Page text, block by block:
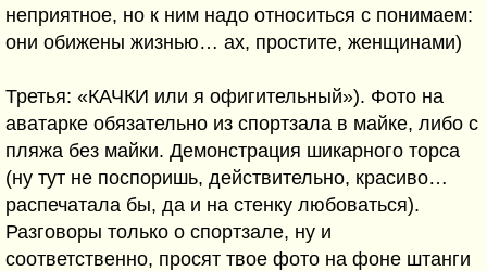
неприятное, но к ним надо относиться с понимаем:
они обижены жизнью… ах, простите, женщинами)
Третья: «КАЧКИ или я офигительный»). Фото на
аватарке обязательно из спортзала в майке, либо с
пляжа без майки. Демонстрация шикарного торса
(ну тут не поспоришь, действительно, красиво…
распечатала бы, да и на стенку любоваться).
Разговоры только о спортзале, ну и
соответственно, просят твое фото на фоне штанги